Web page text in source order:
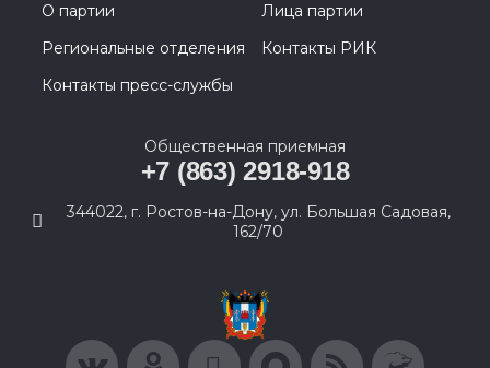
О партии
Лица партии
Региональные отделения
Контакты РИК
Контакты пресс-службы
Общественная приемная
+7 (863) 2918-918
344022, г. Ростов-на-Дону, ул. Большая Садовая,
162/70